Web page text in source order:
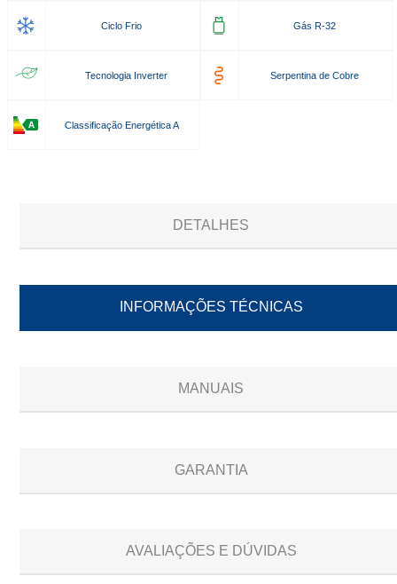
Ciclo Frio Gás R-32
Tecnologia Inverter Serpentina de Cobre
Classificação Energética A
DETALHES
INFORMAÇÕES TÉCNICAS
MANUAIS
GARANTIA
AVALIAÇÕES E DÚVIDAS